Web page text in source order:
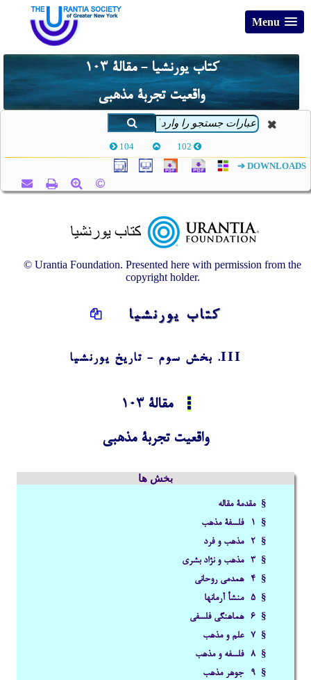
Menu
کتاب یورنشیا - مقالۀ 103
واقعیت تجربۀ مذهبی
104
DOWNLOADS ➔
© Urantia Foundation. Presented here with permission from the
copyright holder.
کتاب یورنشیا
III. بخش سوم - تاریخ یورنشیا
مقالۀ 103
واقعیت تجربۀ مذهبی
بخش ها
§ مقدمۀ مقاله
§ 1- فلسفۀ مذهب
§ 2- مذهب و فرد
§ 3- مذهب و نژاد بشری
§ 4- همدمی روحانی
§ 5- منشأ آرمانها
§ 6- هماهنگی فلسفی
§ 7- علم و مذهب
§ 8- فلسفه و مذهب
§ 9- جوهر مذهب